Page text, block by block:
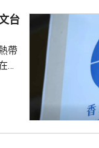
台
帶
今
號